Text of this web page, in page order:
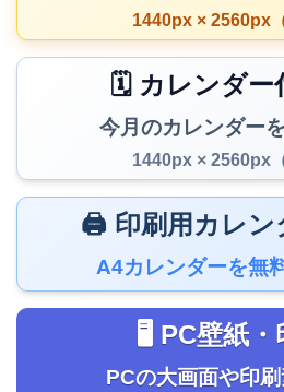
1440px × 2560px
🗓️ カレンダー
今月のカレンダー
1440px × 2560px
🖨️ 印刷用カレン
A4カレンダーを無
🖥️ PC壁紙・
PCの大画面や印